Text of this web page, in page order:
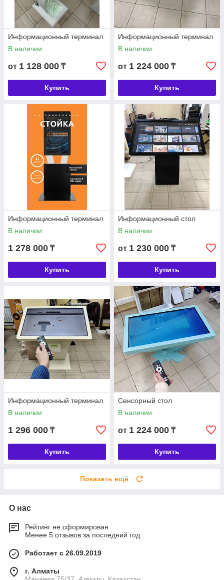
Информационный терминал
В наличии
от 1 128 000 ₸
Купить
Информационный терминал
В наличии
от 1 224 000 ₸
Купить
Информационный терминал
В наличии
1 278 000 ₸
Купить
Информационный стол
В наличии
от 1 230 000 ₸
Купить
Информационный терминал
В наличии
1 296 000 ₸
Купить
Сенсорный стол
В наличии
от 1 224 000 ₸
Купить
Показать ещё
О нас
Рейтинг не сформирован
Менее 5 отзывов за последний год
Работает с 26.09.2019
г. Алматы